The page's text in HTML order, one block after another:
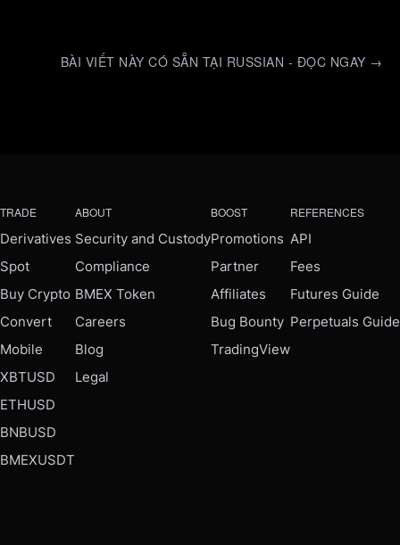
BÀI VIẾT NÀY CÓ SẴN TẠI RUSSIAN - ĐỌC NGAY →
TRADE
Derivatives
Spot
Buy Crypto
Convert
Mobile
XBTUSD
ETHUSD
BNBUSD
BMEXUSDT
ABOUT
Security and Custody
Compliance
BMEX Token
Careers
Blog
Legal
BOOST
Promotions
Partner
Affiliates
Bug Bounty
TradingView
REFERENCES
API
Fees
Futures Guide
Perpetuals Guide